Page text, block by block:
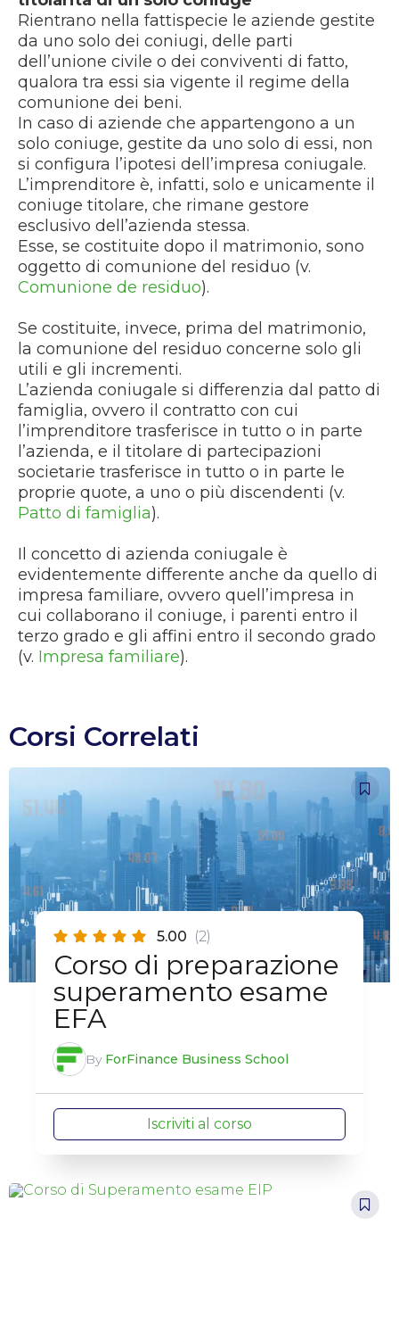
Rientrano nella fattispecie le aziende gestite
da uno solo dei coniugi, delle parti
dell’unione civile o dei conviventi di fatto,
qualora tra essi sia vigente il regime della
comunione dei beni.
In caso di aziende che appartengono a un
solo coniuge, gestite da uno solo di essi, non
si configura l’ipotesi dell’impresa coniugale.
L’imprenditore è, infatti, solo e unicamente il
coniuge titolare, che rimane gestore
esclusivo dell’azienda stessa.
Esse, se costituite dopo il matrimonio, sono
oggetto di comunione del residuo (v.
Comunione de residuo).
Se costituite, invece, prima del matrimonio,
la comunione del residuo concerne solo gli
utili e gli incrementi.
L’azienda coniugale si differenzia dal patto di
famiglia, ovvero il contratto con cui
l’imprenditore trasferisce in tutto o in parte
l’azienda, e il titolare di partecipazioni
societarie trasferisce in tutto o in parte le
proprie quote, a uno o più discendenti (v.
Patto di famiglia).
Il concetto di azienda coniugale è
evidentemente differente anche da quello di
impresa familiare, ovvero quell’impresa in
cui collaborano il coniuge, i parenti entro il
terzo grado e gli affini entro il secondo grado
(v. Impresa familiare).
Corsi Correlati
5.00 (2)
Corso di preparazione
superamento esame
EFA
By ForFinance Business School
Iscriviti al corso